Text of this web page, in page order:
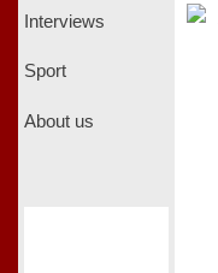
Interviews
Sport
About us